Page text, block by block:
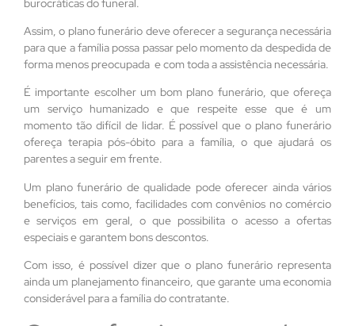
burocráticas do funeral.
Assim, o plano funerário deve oferecer a segurança necessária
para que a família possa passar pelo momento da despedida de
forma menos preocupada e com toda a assistência necessária.
É importante escolher um bom plano funerário, que ofereça
um serviço humanizado e que respeite esse que é um
momento tão difícil de lidar. É possível que o plano funerário
ofereça terapia pós-óbito para a família, o que ajudará os
parentes a seguir em frente.
Um plano funerário de qualidade pode oferecer ainda vários
benefícios, tais como, facilidades com convênios no comércio
e serviços em geral, o que possibilita o acesso a ofertas
especiais e garantem bons descontos.
Com isso, é possível dizer que o plano funerário representa
ainda um planejamento financeiro, que garante uma economia
considerável para a família do contratante.